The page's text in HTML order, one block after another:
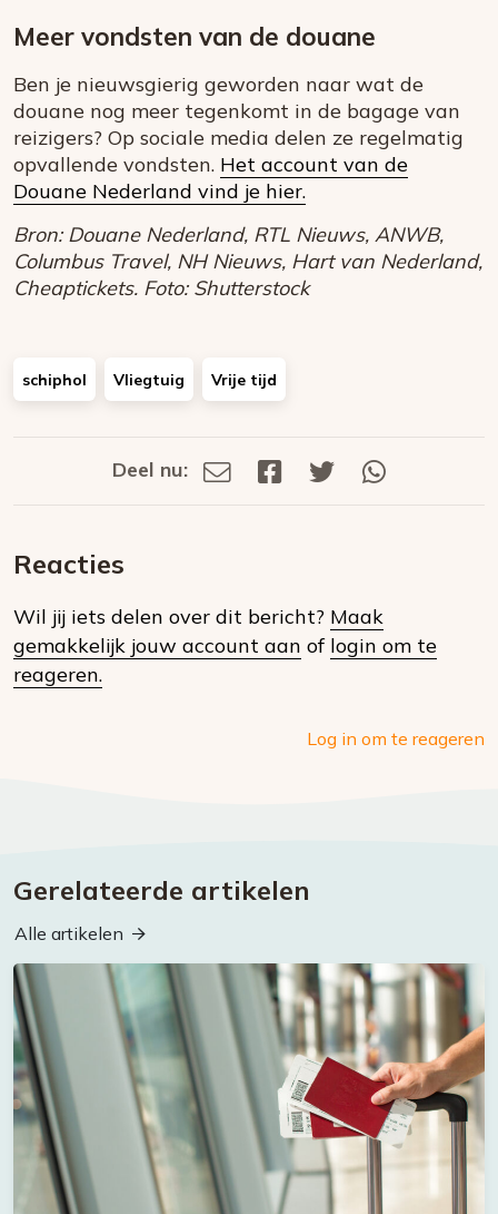
Meer vondsten van de douane
Ben je nieuwsgierig geworden naar wat de
douane nog meer tegenkomt in de bagage van
reizigers? Op sociale media delen ze regelmatig
opvallende vondsten. Het account van de
Douane Nederland vind je hier.
Bron: Douane Nederland, RTL Nieuws, ANWB,
Columbus Travel, NH Nieuws, Hart van Nederland,
Cheaptickets. Foto: Shutterstock
schiphol Vliegtuig Vrije tijd
Deel
social
Deel nu:
Deel
Deel
Deel
Reacties
Wil jij iets delen over dit bericht? Maak
gemakkelijk jouw account aan of login om te
reageren.
Log in om te reageren
Gerelateerde artikelen
Alle artikelen